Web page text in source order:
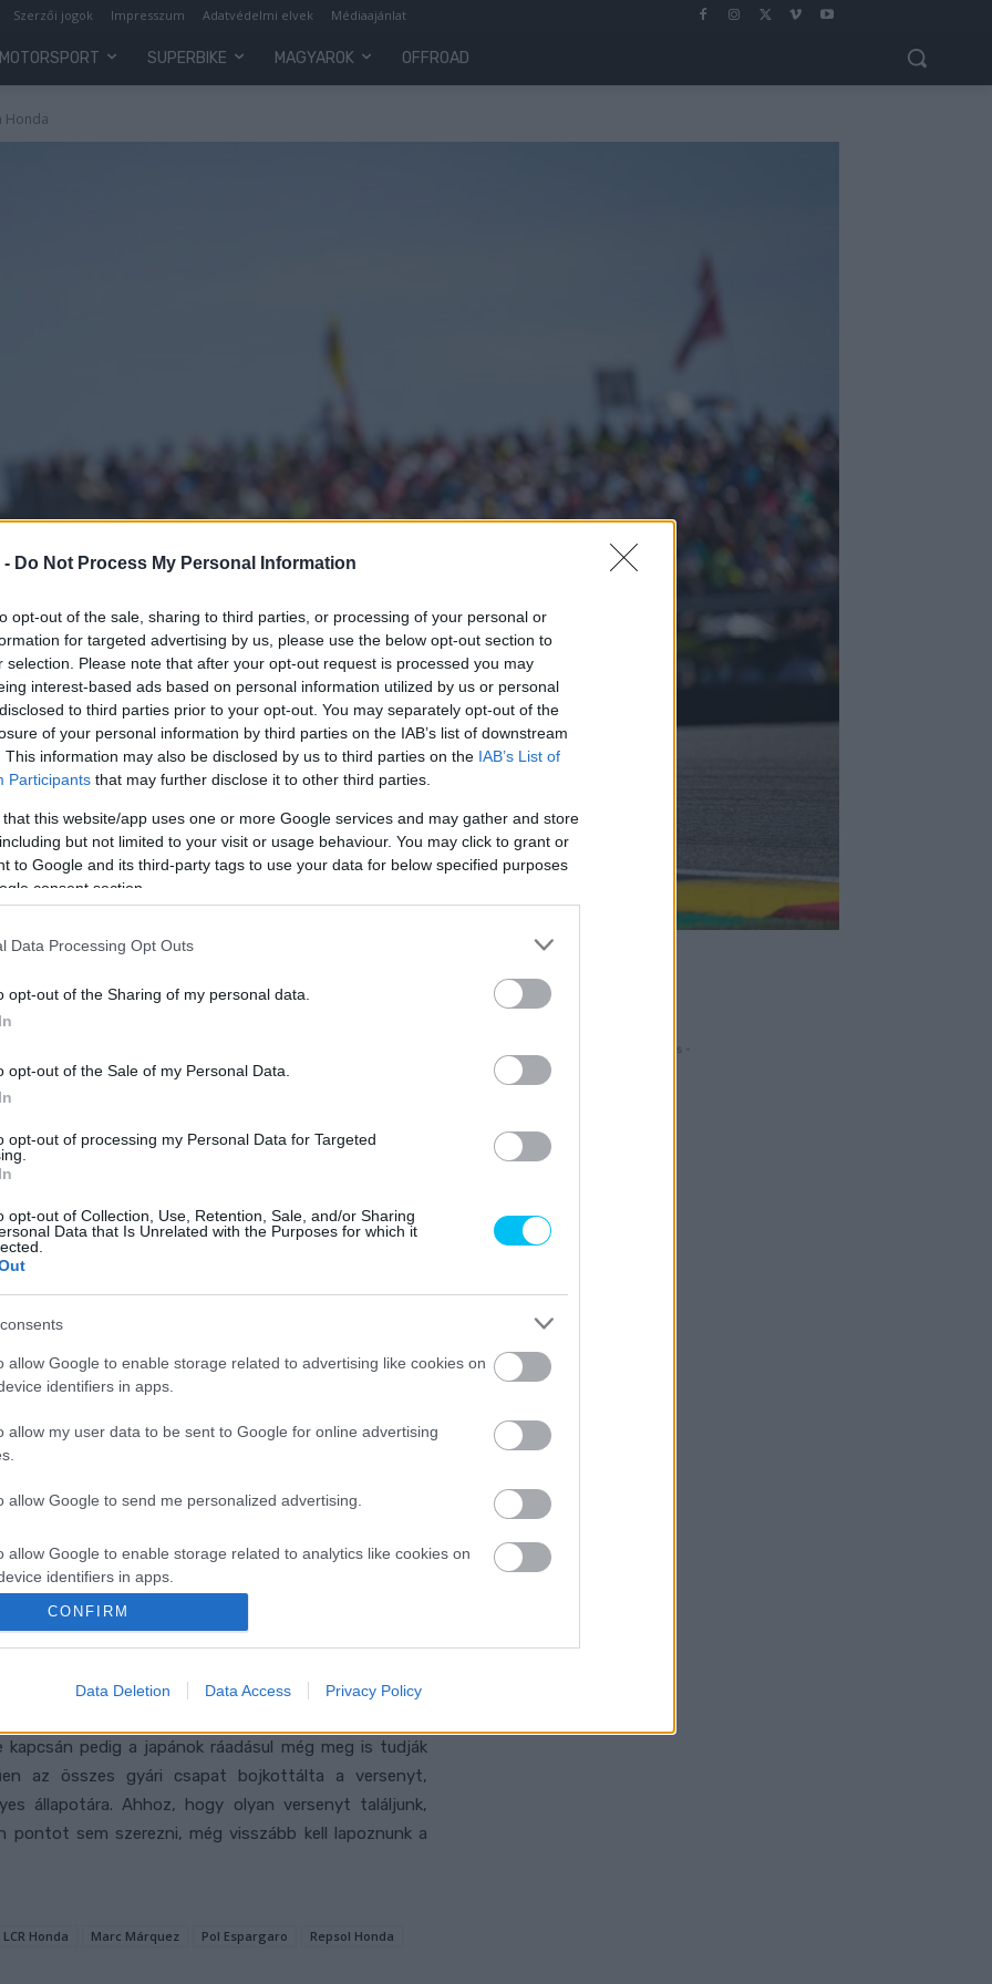
- Do Not Process My Personal Information
opt-out of the sale, sharing to third parties, or processing of your personal or
for targeted advertising by us, please use the below opt-out section to
selection. Please note that after your opt-out request is processed you may
interest-based ads based on personal information utilized by us or personal
to third parties prior to your opt-out. You may separately opt-out of the
of your personal information by third parties on the IAB’s list of downstream
This information may also be disclosed by us to third parties on the IAB’s List of
Participants that may further disclose it to other third parties.
that this website/app uses one or more Google services and may gather and store
but not limited to your visit or usage behaviour. You may click to grant or
to Google and its third-party tags to use your data for below specified purposes
consent section.
Data Processing Opt Outs
opt-out of the Sharing of my personal data.
opt-out of the Sale of my Personal Data.
opt-out of processing my Personal Data for Targeted
opt-out of Collection, Use, Retention, Sale, and/or Sharing
Data that Is Unrelated with the Purposes for which it
allow Google to enable storage related to advertising like cookies on
identifiers in apps.
allow my user data to be sent to Google for online advertising
allow Google to send me personalized advertising.
allow Google to enable storage related to analytics like cookies on
identifiers in apps.
allow Google to enable storage related to functionality of the website
allow Google to enable storage related to personalization.
allow Google to enable storage related to security, including
functionality and fraud prevention, and other user protection.
CONFIRM
Data Deletion Data Access Privacy Policy
Szerzői jogok Impresszum Adatvédelmi elvek Médiaajánlat
MOTORSPORT SUPERBIKE MAGYAROK OFFROAD
Honda
a Honda
a vasárnapi Német Nagydíjon megint: hogy egyetlen
versenyzői közül a toronymagasan legnagyobb
Márquez sérült, a többiek pedig nem igazán tudnak
hétvégéjén ezúttal Márquez helyén beugróként
hogy olyan körülmények között, amilyenekben a
túlságosan egypólusú, és gyakorlatilag kizárólag
azt Alberto Puig is, reméli, Márquez még idén
munka is…
a kritikáknak. A Honda ugyanis az 1982-es
Stefan Bradl pedig csak 16. helyen ért célba.
pedig a japánok ráadásul még meg is tudják
az összes gyári csapat bojkottálta a versenyt,
állapotára. Ahhoz, hogy olyan versenyt találjunk,
sem szerezni, még visszább kell lapoznunk a
LCR Honda Marc Márquez Pol Espargaro
Repsol Honda
- Hirdetés -